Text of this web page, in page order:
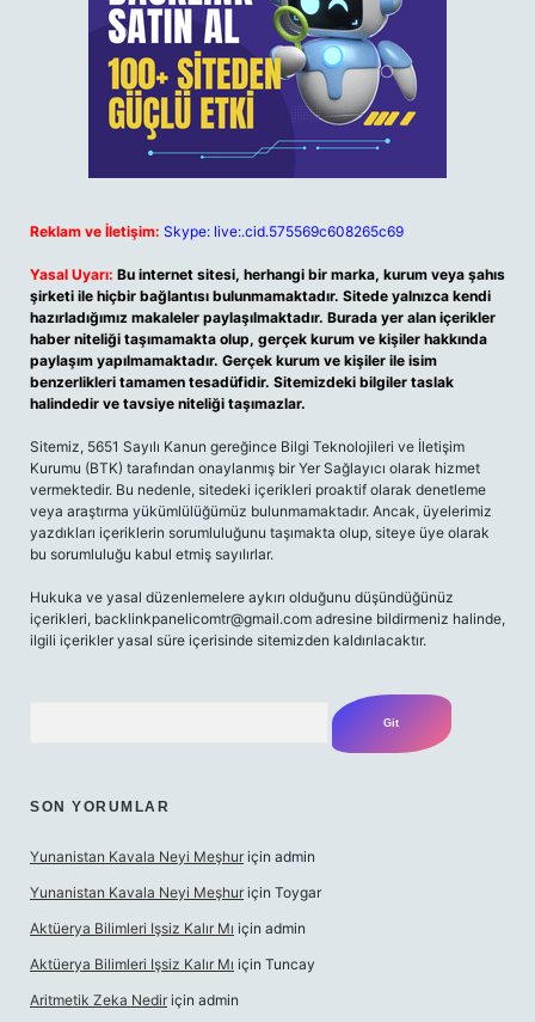
Reklam ve İletişim: Skype: live:.cid.575569c608265c69
Yasal Uyarı: Bu internet sitesi, herhangi bir marka, kurum veya şahıs
şirketi ile hiçbir bağlantısı bulunmamaktadır. Sitede yalnızca kendi
hazırladığımız makaleler paylaşılmaktadır. Burada yer alan içerikler
haber niteliği taşımamakta olup, gerçek kurum ve kişiler hakkında
paylaşım yapılmamaktadır. Gerçek kurum ve kişiler ile isim
benzerlikleri tamamen tesadüfidir. Sitemizdeki bilgiler taslak
halindedir ve tavsiye niteliği taşımazlar.
Sitemiz, 5651 Sayılı Kanun gereğince Bilgi Teknolojileri ve İletişim
Kurumu (BTK) tarafından onaylanmış bir Yer Sağlayıcı olarak hizmet
vermektedir. Bu nedenle, sitedeki içerikleri proaktif olarak denetleme
veya araştırma yükümlülüğümüz bulunmamaktadır. Ancak, üyelerimiz
yazdıkları içeriklerin sorumluluğunu taşımakta olup, siteye üye olarak
bu sorumluluğu kabul etmiş sayılırlar.
Hukuka ve yasal düzenlemelere aykırı olduğunu düşündüğünüz
içerikleri, backlinkpanelicomtr@gmail.com adresine bildirmeniz halinde,
ilgili içerikler yasal süre içerisinde sitemizden kaldırılacaktır.
SON YORUMLAR
Yunanistan Kavala Neyi Meşhur için admin
Yunanistan Kavala Neyi Meşhur için Toygar
Aktüerya Bilimleri Işsiz Kalır Mı için admin
Aktüerya Bilimleri Işsiz Kalır Mı için Tuncay
Aritmetik Zeka Nedir için admin